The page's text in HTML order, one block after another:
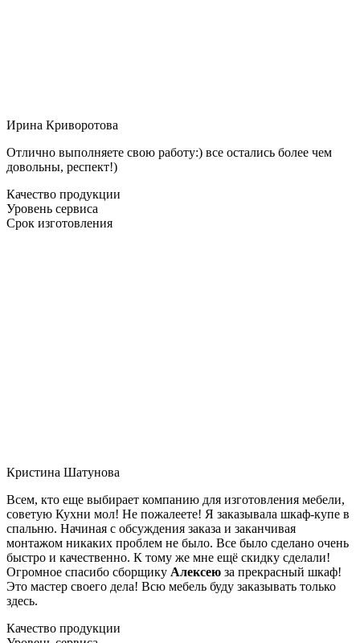
Ирина Криворотова
Отлично выполняете свою работу:) все остались более чем
довольны, респект!)
Качество продукции
Уровень сервиса
Срок изготовления
Кристина Шатунова
Всем, кто еще выбирает компанию для изготовления мебели,
советую Кухни мол! Не пожалеете! Я заказывала шкаф-купе в
спальню. Начиная с обсуждения заказа и заканчивая
монтажом никаких проблем не было. Все было сделано очень
быстро и качественно. К тому же мне ещё скидку сделали!
Огромное спасибо сборщику Алексею за прекрасный шкаф!
Это мастер своего дела! Всю мебель буду заказывать только
здесь.
Качество продукции